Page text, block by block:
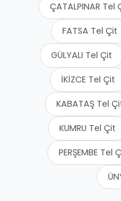
ÇATALPINAR Tel
FATSA Tel Çit
GÜLYALI Tel Çit
İKİZCE Tel Çit
KABATAŞ Tel
KUMRU Tel Çit
PERŞEMBE Tel